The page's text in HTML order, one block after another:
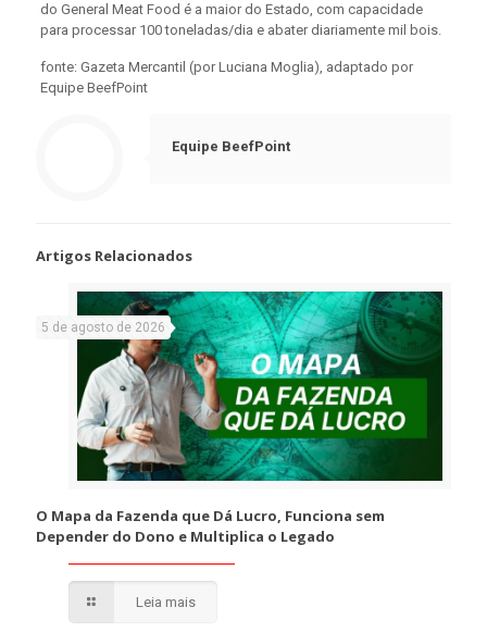
do General Meat Food é a maior do Estado, com capacidade
para processar 100 toneladas/dia e abater diariamente mil bois.
fonte: Gazeta Mercantil (por Luciana Moglia), adaptado por
Equipe BeefPoint
Equipe BeefPoint
Artigos Relacionados
5 de agosto de 2026
O Mapa da Fazenda que Dá Lucro, Funciona sem
Depender do Dono e Multiplica o Legado
Leia mais